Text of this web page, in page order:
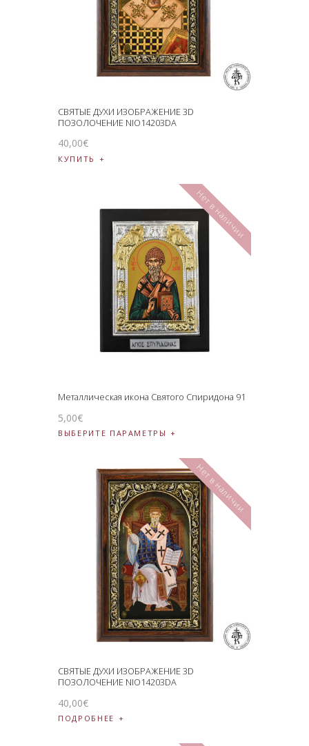
СВЯТЫЕ ДУХИ ИЗОБРАЖЕНИЕ 3D
ПОЗОЛОЧЕНИЕ NIO14203DA
40,00€
КУПИТЬ
Нет в наличии
Металлическая икона Святого Спиридона 91
5,00€
ВЫБЕРИТЕ ПАРАМЕТРЫ
Нет в наличии
СВЯТЫЕ ДУХИ ИЗОБРАЖЕНИЕ 3D
ПОЗОЛОЧЕНИЕ NIO14203DA
40,00€
ПОДРОБНЕЕ